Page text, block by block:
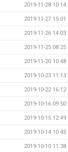
2019-11-28 10:14
2019-11-27 15:01
2019-11-26 14:03
2019-11-25 08:25
2019-11-20 10:48
2019-10-23 11:13
2019-10-22 16:12
2019-10-16 09:50
2019-10-15 12:49
2019-10-14 10:45
2019-10-10 11:38